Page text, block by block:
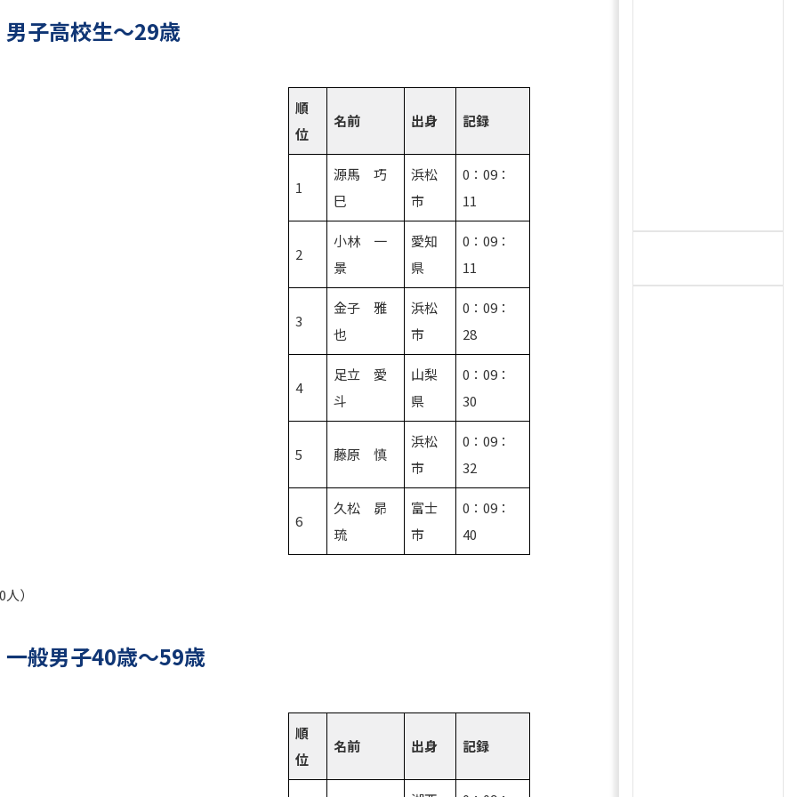
子高校生～29歳
順
位
名前 出身 記録
1
源馬 巧
巳
浜松
市
0：09：
11
2
小林 一
景
愛知
県
0：09：
11
3
金子 雅
也
浜松
市
0：09：
28
4
足立 愛
斗
山梨
県
0：09：
30
5 藤原 慎
浜松
市
0：09：
32
6
久松 昴
琉
富士
市
0：09：
40
）
般男子40歳～59歳
順
位
名前 出身 記録